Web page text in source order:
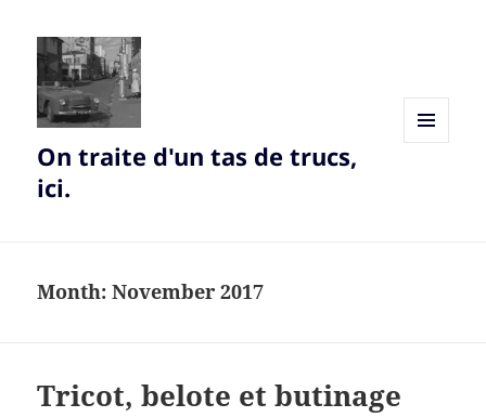
On traite d'un tas de trucs,
ici.
Month:November 2017
Tricot, belote et butinage